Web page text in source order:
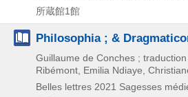
所蔵館1館
Philosophia ; &
Guillaume de Conches ;
Ribémont, Emilia Ndiaye,
Belles lettres 2021 Sagesses